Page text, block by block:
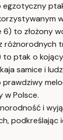
egzotyczny
6) to złożony
różnorodnych
to ptak o
samice i
prawdziwy
w Polsce.
i
podkreślając